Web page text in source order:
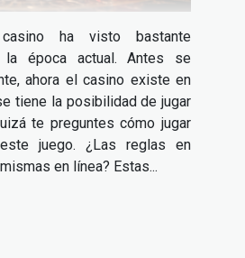
ha visto bastante
la época actual. Antes se
ahora el casino existe en
tiene la posibilidad de jugar
te preguntes cómo jugar
juego. ¿Las reglas en
en línea? Estas...